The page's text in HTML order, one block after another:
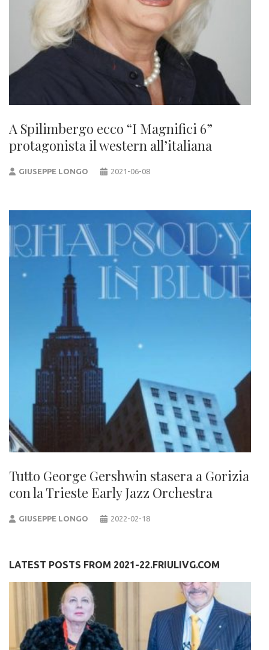
A Spilimbergo ecco “I Magnifici 6”
protagonista il western all’italiana
GIUSEPPE LONGO 2021-06-08
Tutto George Gershwin stasera a Gorizia
con la Trieste Early Jazz Orchestra
GIUSEPPE LONGO 2022-02-18
LATEST POSTS FROM 2021-22.FRIULIVG.COM